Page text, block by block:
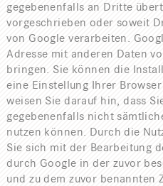
gegebenenfalls an Dritte
vorgeschrieben oder soweit
von Google verarbeiten.
Adresse mit anderen Daten
bringen. Sie können die
eine Einstellung Ihrer
weisen Sie darauf hin, dass
gegebenenfalls nicht
nutzen können. Durch die
Sie sich mit der Bearbeitung
durch Google in der zuvor
und zu dem zuvor benannten